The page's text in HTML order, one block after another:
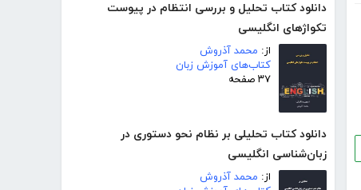
دانلود کتاب تحلیل و بررسی انتظام در پیوست
تکواژهای انگلیسی
از: محمد آذروش
کتاب‌های آموزش زبان
۳۷ صفحه
دانلود کتاب تحلیلی بر نظام نحو دستوری در
زبان‌شناسی انگلیسی
از: محمد آذروش